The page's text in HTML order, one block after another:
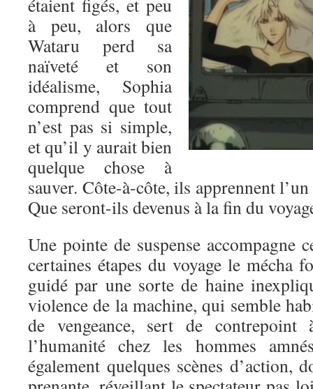
étaient figés, et peu
à peu, alors que
Wataru perd sa
naïveté et son
idéalisme, Sophia
comprend que tout
n’est pas si simple,
et qu’il y aurait bien
quelque chose à
sauver. Côte-à-côte, ils apprennent
Que seront-ils devenus à la fin du
Une pointe de suspense accompagne
certaines étapes du voyage le mécha
guidé par une sorte de haine
violence de la machine, qui semble
de vengeance, sert de contrepoint
l’humanité chez les hommes
également quelques scènes d’action,